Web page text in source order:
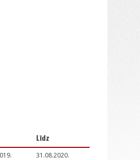
Līdz
31.08.2020.